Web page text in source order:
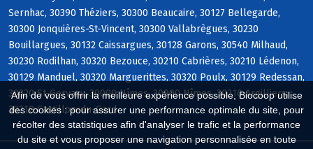
Afin de vous offrir la meilleure expérience possible, Biocoop utilise
des cookies : pour assurer une performance optimale du site, pour
récolter des statistiques afin d'analyser le trafic et la performance
du site et vous proposer une navigation personnalisée en toute
Sernhac, 30390 Théziers, 30300 Beaucaire, 30127 Bellegarde,
30300 Jonquières-St-Vincent, 30300 Vallabrègues, 30230
Bouillargues, 30132 Caissargues, 30128 Garons, 30540 Milhaud,
30230 Rodilhan, 30320 Bezouce, 30210 Cabrières, 30210 Lédenon,
30129 Manduel, 30320 Marguerittes, 30320 Poulx, 30129 Redessan,
30320 St-Gervasy, 30000 Nîmes, 30900 Nîmes, 30210 Argilliers,
30210 Castillon-du-Gard